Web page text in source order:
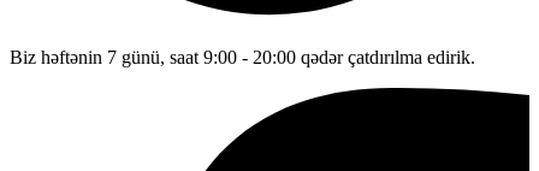
Biz həftənin 7 günü, saat 9:00 - 20:00 qədər çatdırılma edirik.